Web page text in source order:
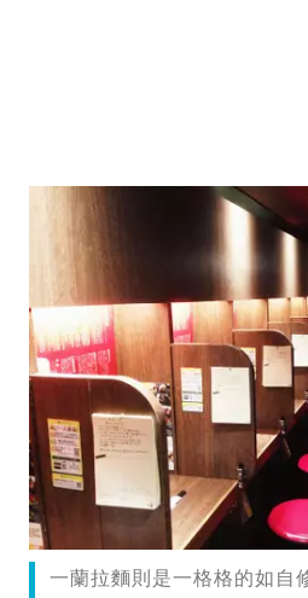
一蘭拉麵則是一格格的如自